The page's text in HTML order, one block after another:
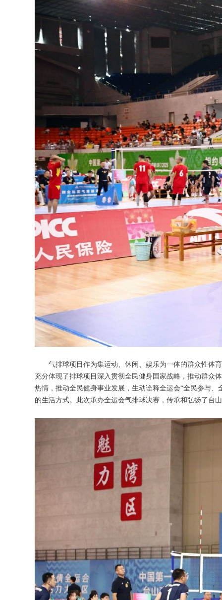
气排球项目作为集运动、休闲、娱乐为一体的群众性体育
充分体现了排球项目深入贯彻全民健身国家战略，推动群众
热情，推动全民健身事业发展，生动诠释全运会“全民参与
的生活方式。此次承办全运会气排球决赛，传承和弘扬了台